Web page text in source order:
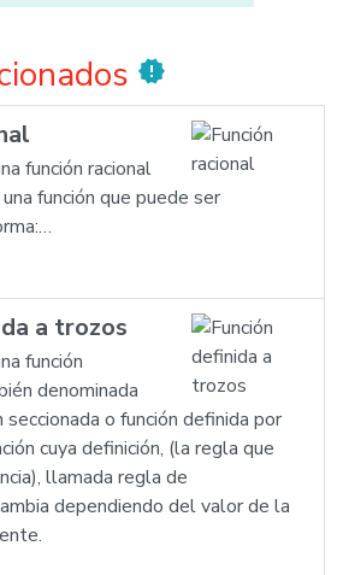
new_releases
función racional
función que puede ser
a trozos
función
denominada
seccionada o función definida por
cuya definición, (la regla que
llamada regla de
dependiendo del valor de la